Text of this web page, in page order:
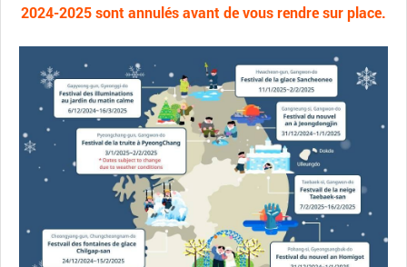
2024-2025 sont annulés avant de vous rendre sur place.